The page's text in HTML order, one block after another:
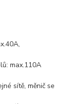
max.110A
sítě, měnič se